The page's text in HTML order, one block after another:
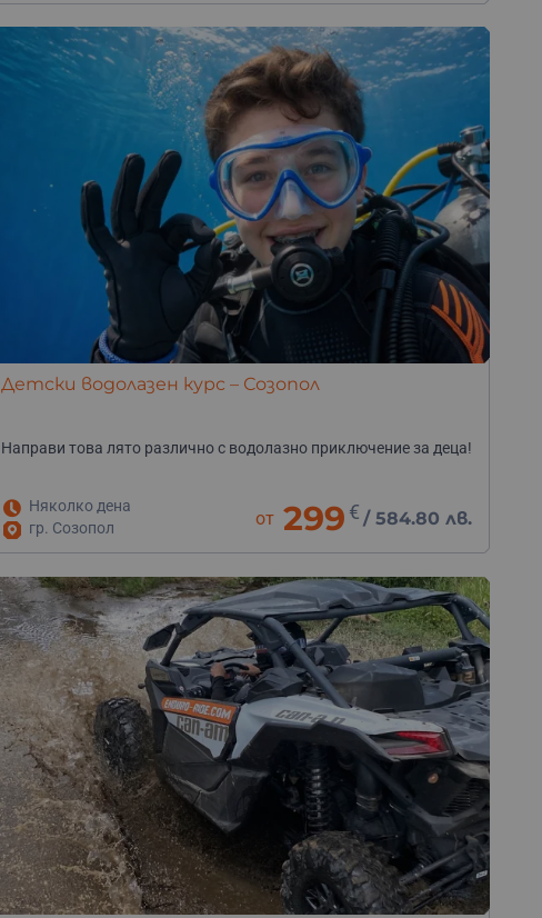
Детски водолазен курс – Созопол
Направи това лято различно с водолазно приключение за деца!
Няколко дена
гр. Созопол
от 299 € /584.80 лв.